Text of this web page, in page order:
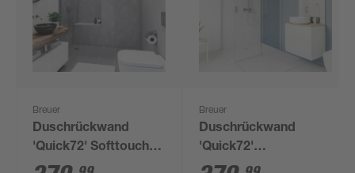
Breuer
Duschrückwand
'Quick72' Softtouch
Betonoptik grau 100 x
Breuer
Duschrückwand
'Quick72'
Marmoroptik weiß